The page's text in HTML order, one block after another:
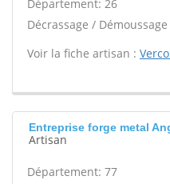
Département: 26
Décrassage /
Voir la fiche artisan :
Entreprise forge metal
Artisan
Département: 77